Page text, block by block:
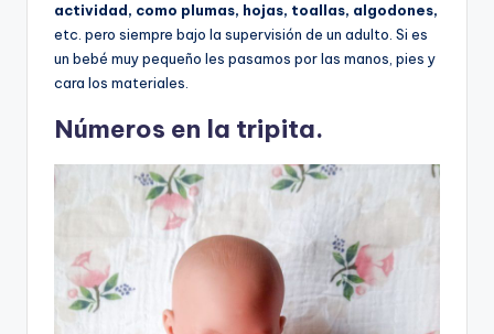
actividad, como plumas, hojas, toallas, algodones,
etc. pero siempre bajo la supervisión de un adulto. Si es
un bebé muy pequeño les pasamos por las manos, pies y
cara los materiales.
Números en la tripita.